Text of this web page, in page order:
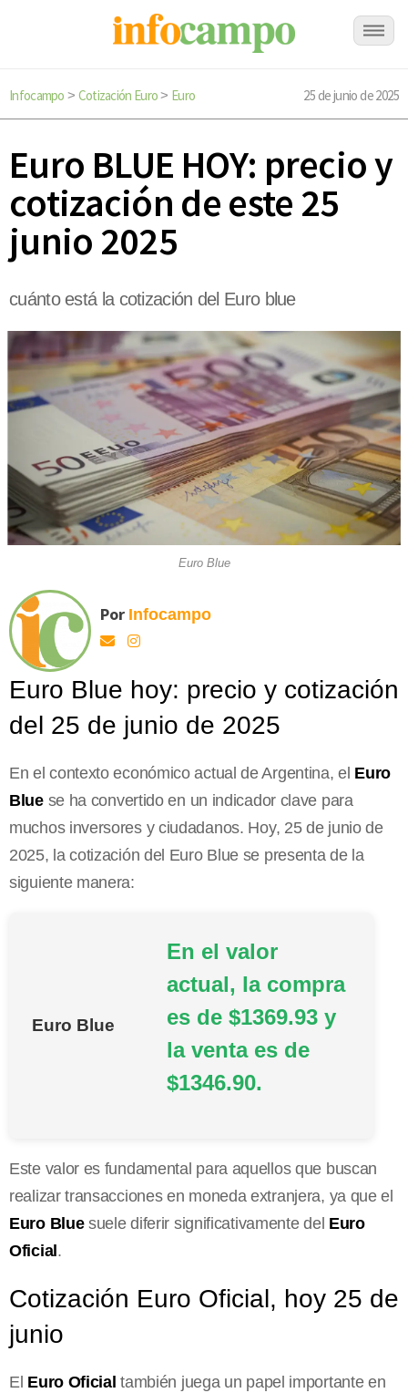
Infocampo > Cotización Euro> Euro 25 de junio de 2025
Euro BLUE HOY: precio y
cotización de este 25
junio 2025
cuánto está la cotización del Euro blue
Euro Blue
Por Infocampo
Euro Blue hoy: precio y cotización
del 25 de junio de 2025
En el contexto económico actual de Argentina, el Euro
Bluese ha convertido en un indicador clave para
muchos inversores y ciudadanos. Hoy, 25 de junio de
2025, la cotización del Euro Blue se presenta de la
siguiente manera:
Euro Blue
En el valor
actual, la compra
es de $1369.93 y
la venta es de
$1346.90.
Este valor es fundamental para aquellos que buscan
realizar transacciones en moneda extranjera, ya que el
Euro Bluesuele diferir significativamente del Euro
Oficial .
Cotización Euro Oficial, hoy 25 de
junio
El Euro Oficial también juega un papel importante en